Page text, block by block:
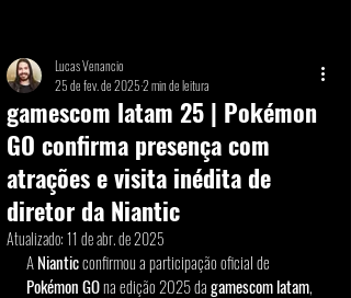
gamescom latam 25 | Pokémon
GO confirma presença com
atrações e visita inédita de
diretor da Niantic
Lucas Venancio
25 de fev. de 20252 min de leitura
Atualizado:11 de abr. de 2025
A Niantic confirmou a participação oficial de
Pokémon GO na edição 2025 da gamescom latam,